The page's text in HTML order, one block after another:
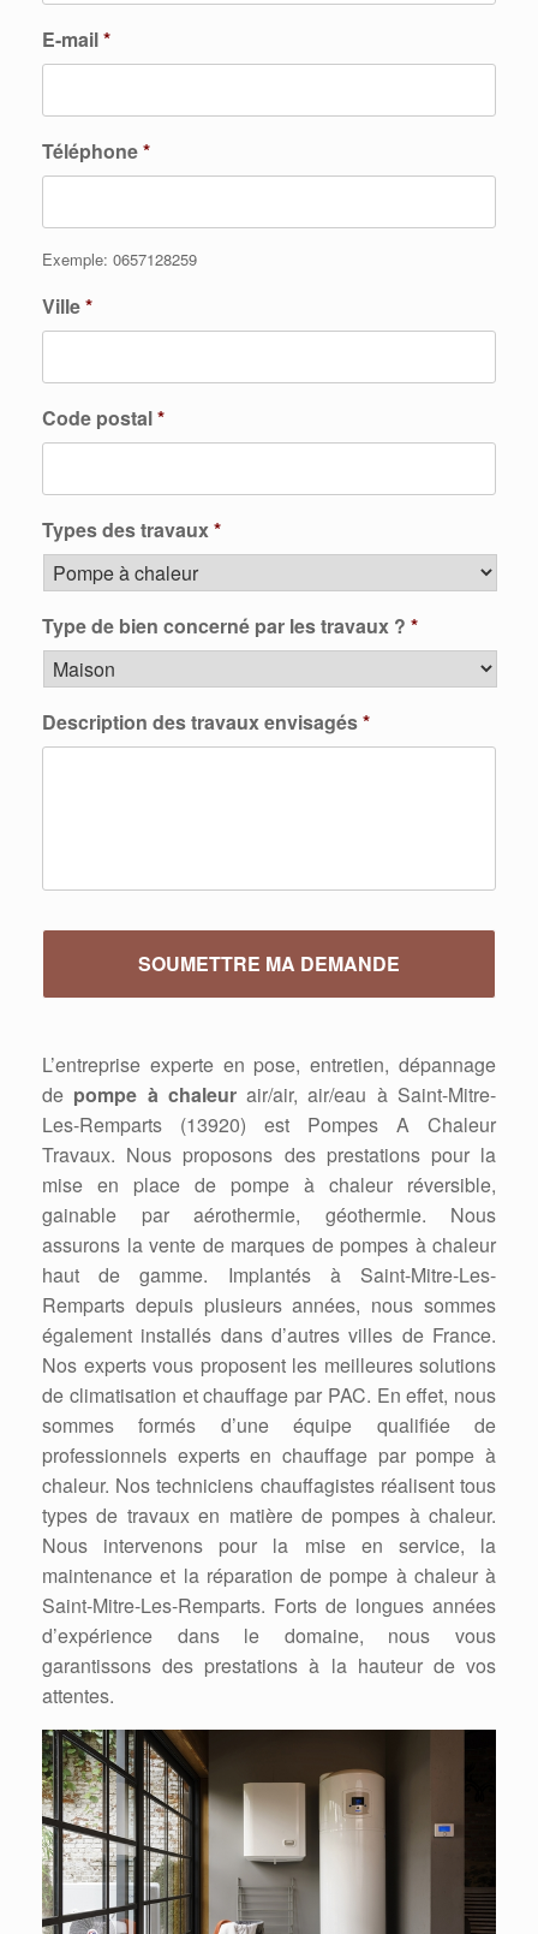
E-mail*
Téléphone*
Exemple: 0657128259
Ville*
Code postal*
Types des travaux*
Type de bien concerné par les travaux ? *
Description des travaux envisagés*
L’entreprise experte en pose, entretien, dépannage
de pompe à chaleurair/air, air/eau à Saint-Mitre-
Les-Remparts (13920) est Pompes A Chaleur
Travaux. Nous proposons des prestations pour la
mise en place de pompe à chaleur réversible,
gainable par aérothermie, géothermie. Nous
assurons la vente de marques de pompes à chaleur
haut de gamme. Implantés à Saint-Mitre-Les-
Remparts depuis plusieurs années, nous sommes
également installés dans d’autres villes de France.
Nos experts vous proposent les meilleures solutions
de climatisation et chauffage par PAC. En effet, nous
sommes formés d’une équipe qualifiée de
professionnels experts en chauffage par pompe à
chaleur. Nos techniciens chauffagistes réalisent tous
types de travaux en matière de pompes à chaleur.
Nous intervenons pour la mise en service, la
maintenance et la réparation de pompe à chaleur à
Saint-Mitre-Les-Remparts. Forts de longues années
d’expérience dans le domaine, nous vous
garantissons des prestations à la hauteur de vos
attentes.